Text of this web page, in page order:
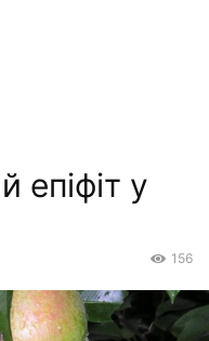
епіфіт у
156